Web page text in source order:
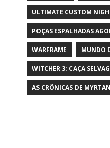
ULTIMATE CUSTOM
POÇAS ESPALHADAS
WARFRAME MUNDO
WITCHER 3: CAÇA
AS CRÔNICAS DE